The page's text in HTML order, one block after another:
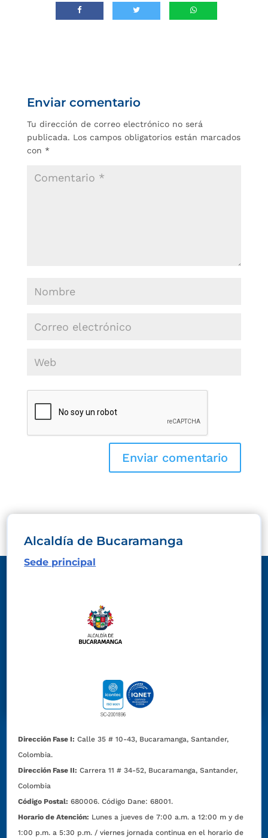
Enviar comentario
Tu dirección de correo electrónico no será
publicada. Los campos obligatorios están marcados
con *
Alcaldía de Bucaramanga
Sede principal
Dirección Fase I: Calle 35 # 10-43, Bucaramanga, Santander,
Colombia.
Dirección Fase II: Carrera 11 # 34-52, Bucaramanga, Santander,
Colombia
Código Postal: 680006. Código Dane: 68001.
Horario de Atención: Lunes a jueves de 7:00 a.m. a 12:00 m y de
1:00 p.m. a 5:30 p.m. / viernes jornada continua en el horario de